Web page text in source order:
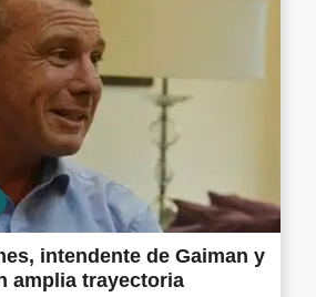
intendente de Gaiman y
amplia trayectoria